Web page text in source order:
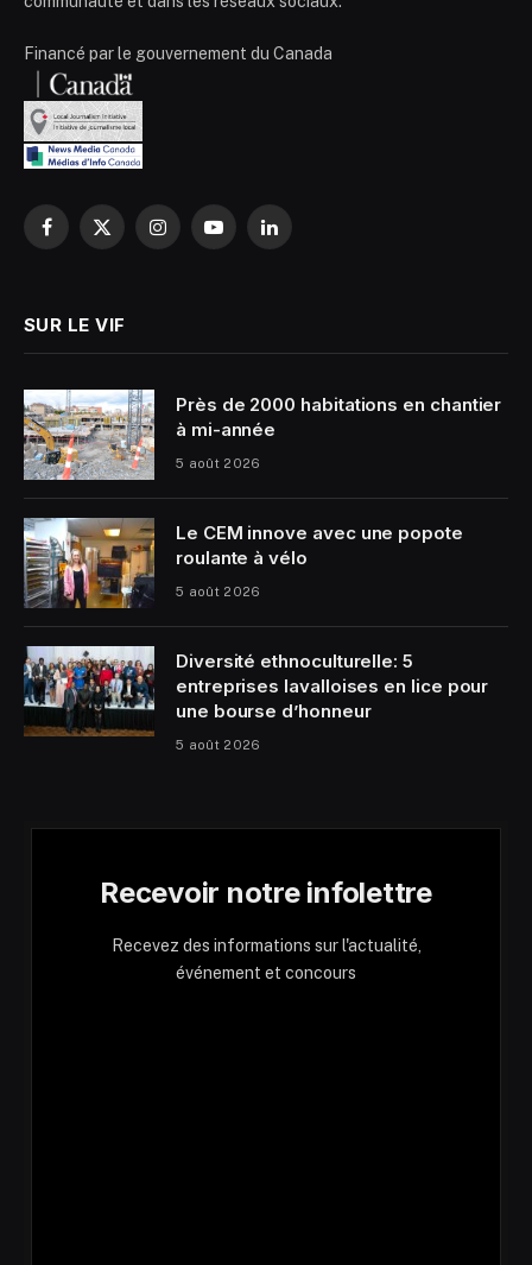
Financé par le gouvernement du Canada
Facebook
X
InstagramYouTubeLinkedIn
SUR LE VIF
Près de 2000 habitations en chantier
à mi-année
5 août 2026
Le CEM innove avec une popote
roulante à vélo
5 août 2026
Diversité ethnoculturelle: 5
entreprises lavalloises en lice pour
une bourse d’honneur
5 août 2026
Recevoir notre infolettre
Recevez des informations sur l'actualité,
événement et concours